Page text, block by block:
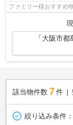
ファミリー様おすすめ
「大阪市
該当物件数 7件
絞り込み条件：